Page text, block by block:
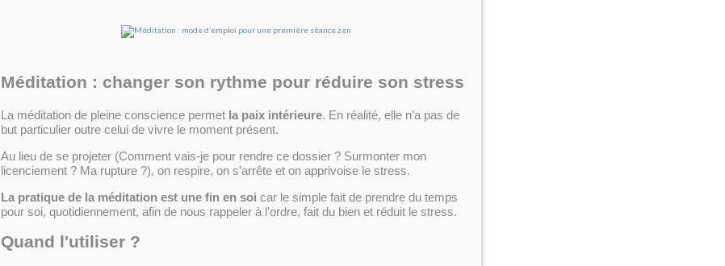
Méditation : changer son rythme pour réduire son stress
La méditation de pleine conscience permet la paix intérieure. En réalité, elle n’a pas de
but particulier outre celui de vivre le moment présent.
Au lieu de se projeter (Comment vais-je pour rendre ce dossier ? Surmonter mon
licenciement ? Ma rupture ?), on respire, on s’arrête et on apprivoise le stress.
La pratique de la méditation est une fin en soi car le simple fait de prendre du temps
pour soi, quotidiennement, afin de nous rappeler à l’ordre, fait du bien et réduit le stress.
Quand l'utiliser ?